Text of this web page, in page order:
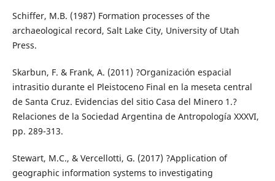
Schiffer, M.B. (1987) Formation processes of the
archaeological record, Salt Lake City, University of Utah
Press.
Skarbun, F. & Frank, A. (2011) ?Organización espacial
intrasitio durante el Pleistoceno Final en la meseta central
de Santa Cruz. Evidencias del sitio Casa del Minero 1.?
Relaciones de la Sociedad Argentina de Antropología XXXVI,
pp. 289-313.
Stewart, M.C., & Vercellotti, G. (2017) ?Application of
geographic information systems to investigating